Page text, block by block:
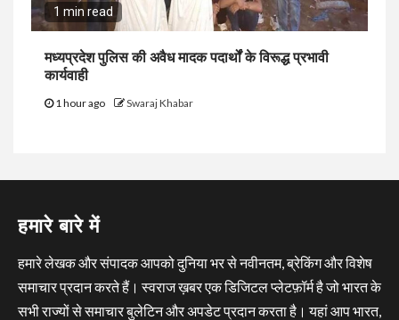
1 min read
मध्यप्रदेश पुलिस की अवैध मादक पदार्थों के विरूद्ध प्रभावी
कार्यवाही
1 hour ago Swaraj Khabar
हमारे बारे में
हमारे लेखक और संपादक आपको दुनिया भर से नवीनतम, ब्रेकिंग और विशेष
समाचार प्रदान करते हैं। स्वराज ख़बर एक डिजिटल प्लेटफ़ॉर्म है जो भारत के
सभी राज्यों से समाचार बुलेटिन और अपडेट प्रदान करता है। यहां आप भारत,